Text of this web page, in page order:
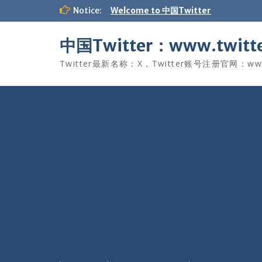
Notice: Welcome to 中国Twitter
中国Twitter：
Twitter最新名称：X，Twitter账号注册官网：